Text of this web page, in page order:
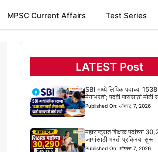
MPSC Current Affairs Test Series
LATEST Post
SBI मध्ये लिपिक पदाच्या 1538
मेगाभरती; पदवी पाससाठी मोठी
Published On: ऑगस्ट 7, 2026
महाराष्ट्रात शिक्षक पदांच्या
जागांसाठी भरती प्रक्रिया सुरू
Published On: ऑगस्ट 7, 2026